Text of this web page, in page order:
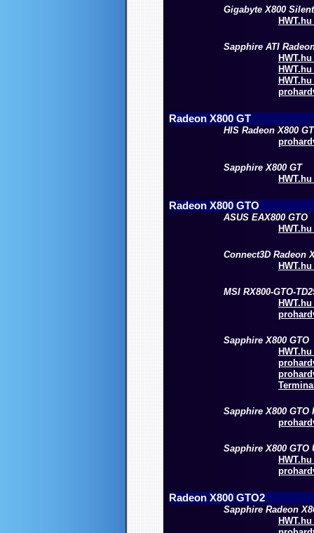
Gigabyte X800
Sapphire ATI
Radeon X800 GT
HIS Radeon X800
Sapphire X800 GT
Radeon X800 GTO
ASUS EAX800 GTO
Connect3D Radeon
MSI RX800-GTO-
Sapphire X800 GTO
Sapphire X800 GTO
Sapphire X800 GTO
Radeon X800 GTO2
Sapphire Radeon